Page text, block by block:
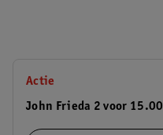
Actie
John Frieda 2 voor 15.00